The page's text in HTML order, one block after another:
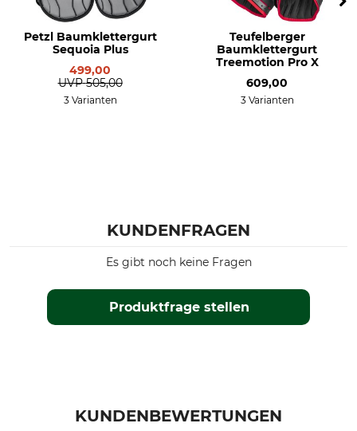
Petzl Baumklettergurt
Sequoia Plus
499,00
UVP 505,00
3 Varianten
Teufelberger
Baumklettergurt
Treemotion Pro X
609,00
3 Varianten
KUNDENFRAGEN
Produktfrage stellen
Es gibt noch keine Fragen
KUNDENBEWERTUNGEN